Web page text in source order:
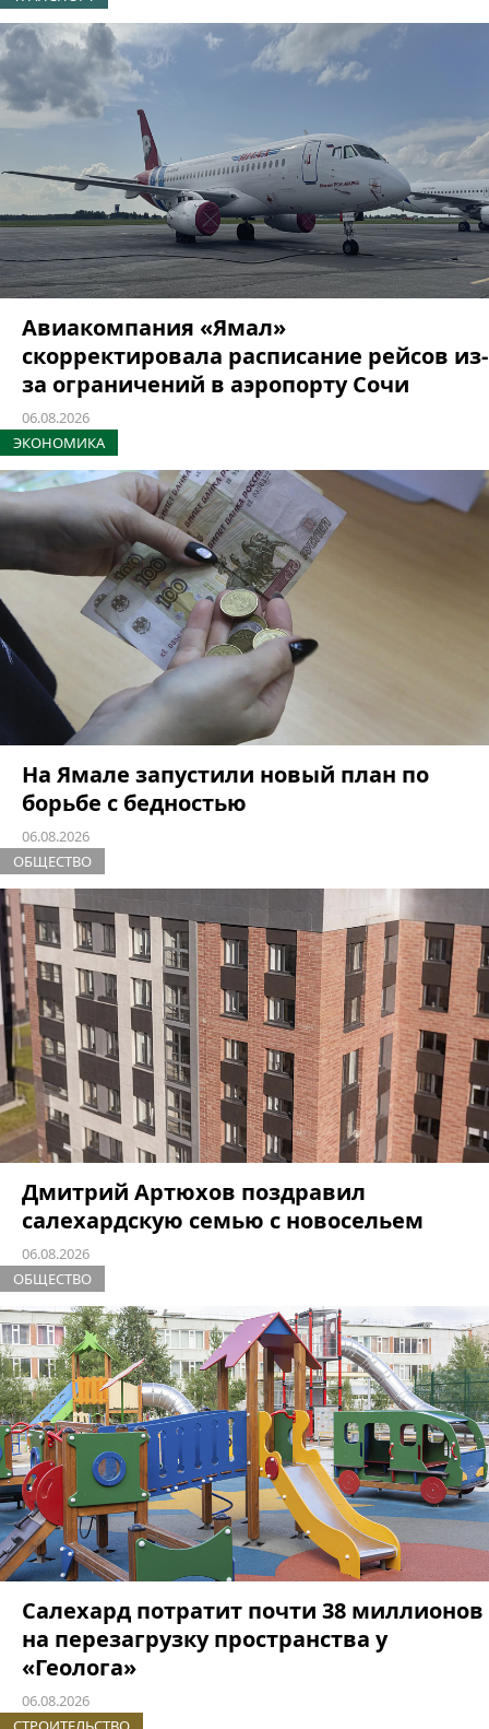
Авиакомпания «Ямал»
скорректировала расписание рейсов из-
за ограничений в аэропорту Сочи
06.08.2026
ЭКОНОМИКА
На Ямале запустили новый план по
борьбе с бедностью
06.08.2026
ОБЩЕСТВО
Дмитрий Артюхов поздравил
салехардскую семью с новосельем
06.08.2026
ОБЩЕСТВО
Салехард потратит почти 38 миллионов
на перезагрузку пространства у
«Геолога»
06.08.2026